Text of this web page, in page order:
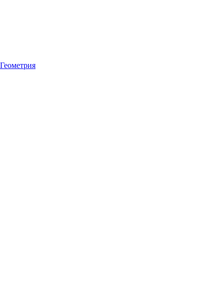
Геометрия